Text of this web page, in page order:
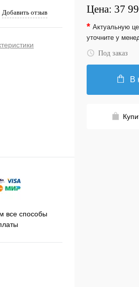
Добавить отзыв
все способы
Цена: 37
* Актуальную
уточните у
Под заказ
В